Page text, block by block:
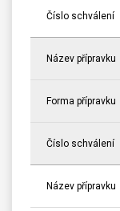
Číslo schválení
Název přípravku
Forma přípravku
Číslo schválení
Název přípravku